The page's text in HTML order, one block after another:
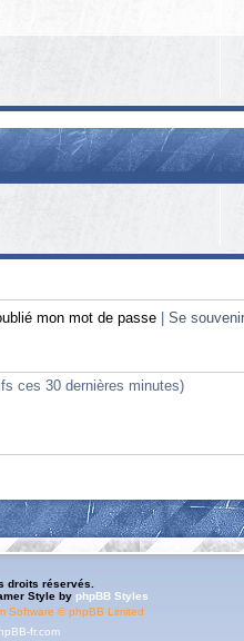
mon mot de passe Se
ces 30 dernières minutes)
droits réservés.
Style by phpBB Styles
Software © phpBB Limited
fr.com